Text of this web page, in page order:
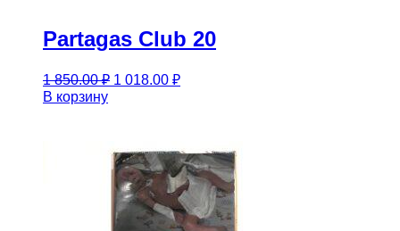
Partagas Club 20
1 850.00₽ Первоначальная
1 018.00 ₽Текущая
В корзину